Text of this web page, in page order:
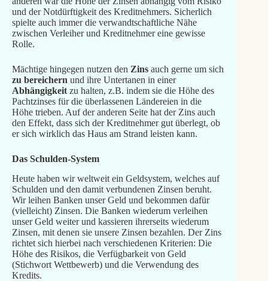
und der Notdürftigkeit des Kreditnehmers. Sicherlich
spielte auch immer die verwandtschaftliche Nähe
zwischen Verleiher und Kreditnehmer eine gewisse
Rolle.
Mächtige hingegen nutzen den Zinsauch gerne um sich
zu bereichern und ihre Untertanen in einer
Abhängigkeitzu halten, z.B. indem sie die Höhe des
Pachtzinses für die überlassenen Ländereien in die
Höhe trieben. Auf der anderen Seite hat der Zins auch
den Effekt, dass sich der Kreditnehmer gut überlegt, ob
er sich wirklich das Haus am Strand leisten kann.
Das Schulden-System
Heute haben wir weltweit ein Geldsystem, welches auf
Schulden und den damit verbundenen Zinsen beruht.
Wir leihen Banken unser Geld und bekommen dafür
(vielleicht) Zinsen. Die Banken wiederum verleihen
unser Geld weiter und kassieren ihrerseits wiederum
Zinsen, mit denen sie unsere Zinsen bezahlen. Der Zins
richtet sich hierbei nach verschiedenen Kriterien: Die
Höhe des Risikos, die Verfügbarkeit von Geld
(Stichwort Wettbewerb) und die Verwendung des
Kredits.